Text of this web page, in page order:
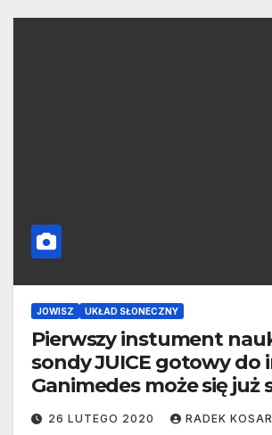
JOWISZ UKŁAD SŁONECZNY
Pierwszy instument
sondy JUICE gotowy do
Ganimedes może się już
na wizytę
26 LUTEGO 2020 RADEK